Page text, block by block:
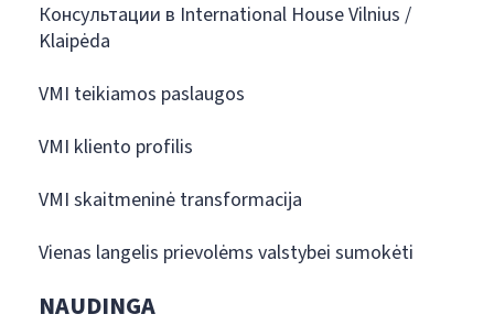
Консультации в International House Vilnius /
Klaipėda
VMI teikiamos paslaugos
VMI kliento profilis
VMI skaitmeninė transformacija
Vienas langelis prievolėms valstybei sumokėti
NAUDINGA